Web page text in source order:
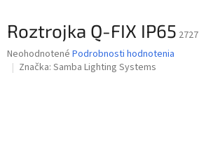
Roztrojka Q-FIX IP65 2727
Priemerné
hodnotenie
Neohodnotené Podrobnosti hodnotenia
Značka: Samba Lighting Systems